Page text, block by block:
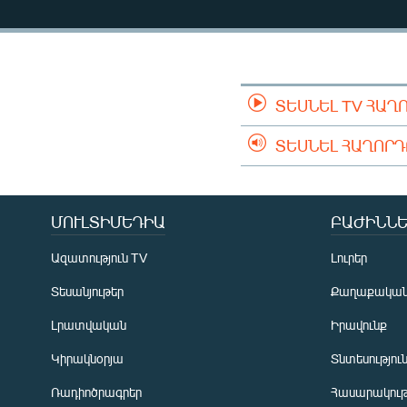
ՄՇԱԿՈՒՅԹ
ԱՐԽԻՎ
ՏԵՍԱՆՅՈՒԹԵՐ
ԲԱՆԱՎԵՃ
ՁԳՏԵԼՈՎ ԼԱՎԱԳՈՒՅՆԻՆ
ՓՈԴՔԱՍԹ
ՏԵՍՆԵԼ TV
ՏԵՍՆԵԼ
ՄՈՒԼՏԻՄԵԴԻԱ
Ազատություն TV
Տեսանյութեր
Լրատվական
Կիրակնօրյա
Ռադիոծրագրեր
Լուրեր
Իրավունք
Տնտեսություն